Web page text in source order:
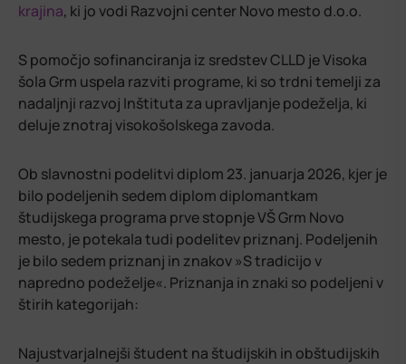
krajina, ki jo vodi Razvojni center Novo mesto d.o.o.
S pomočjo sofinanciranja iz sredstev CLLD je Visoka
šola Grm uspela razviti programe, ki so trdni temelji za
nadaljnji razvoj Inštituta za upravljanje podeželja, ki
deluje znotraj visokošolskega zavoda.
Ob slavnostni podelitvi diplom 23. januarja 2026, kjer je
bilo podeljenih sedem diplom diplomantkam
študijskega programa prve stopnje VŠ Grm Novo
mesto, je potekala tudi podelitev priznanj. Podeljenih
je bilo sedem priznanj in znakov »S tradicijo v
napredno podeželje«. Priznanja in znaki so podeljeni v
štirih kategorijah:
Najustvarjalnejši študent na študijskih in obštudijskih